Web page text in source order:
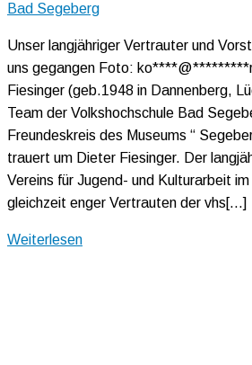
Bad Segeberg
Unser langjähriger Vertrauter und
uns gegangen Foto:
Fiesinger (geb.1948 in Dannenberg,
Team der Volkshochschule Bad
Freundeskreis des Museums “
trauert um Dieter Fiesinger. Der
Vereins für Jugend- und Kulturarbeit
gleichzeit enger Vertrauten der vhs[…]
Weiterlesen